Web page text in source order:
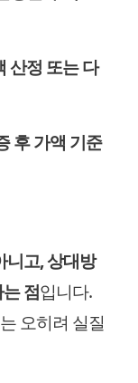
산정 또는 다
후 가액 기준
니고, 상대방
점입니다.
오히려 실질